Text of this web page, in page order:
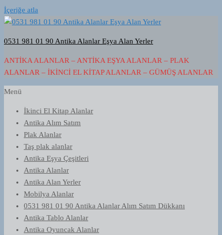
İçeriğe atla
0531 981 01 90 Antika Alanlar Eşya Alan Yerler
ANTIKA ALANLAR – ANTIKA EŞYA ALANLAR – PLAK
ALANLAR – İKINCI EL KITAP ALANLAR – GÜMÜŞ ALANLAR
Menü
İkinci El Kitap Alanlar
Antika Alım Satım
Plak Alanlar
Taş plak alanlar
Antika Eşya Çeşitleri
Antika Alanlar
Antika Alan Yerler
Mobilya Alanlar
0531 981 01 90 Antika Alanlar Alım Satım Dükkanı
Antika Tablo Alanlar
Antika Oyuncak Alanlar